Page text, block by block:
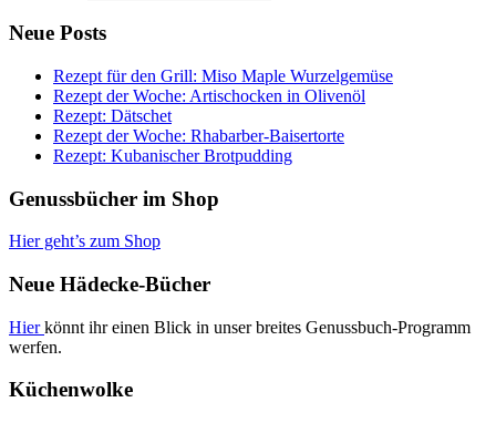
Neue Posts
Rezept für den Grill: Miso Maple Wurzelgemüse
Rezept der Woche: Artischocken in Olivenöl
Rezept: Dätschet
Rezept der Woche: Rhabarber-Baisertorte
Rezept: Kubanischer Brotpudding
Genussbücher im Shop
Hier geht’s zum Shop
Neue Hädecke-Bücher
Hierkönnt ihr einen Blick in unser breites Genussbuch-Programm
werfen.
Küchenwolke